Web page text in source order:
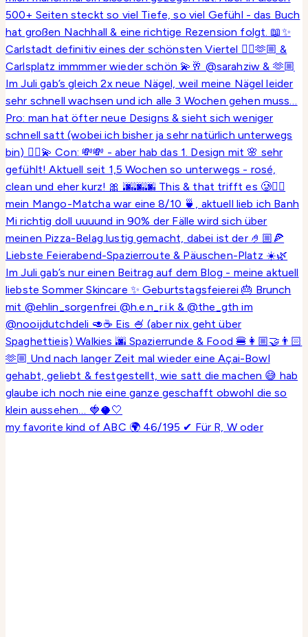
my favorite kind of ABC 🌍 46/195 ✔ Für R, W oder